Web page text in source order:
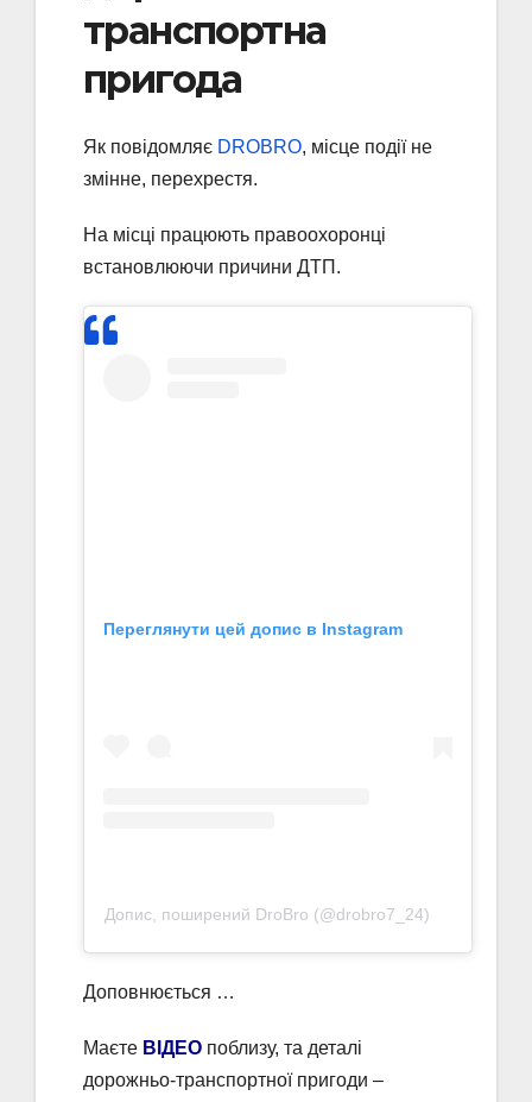
транспортна
пригода
Як повідомляє DROBRO, місце події не
змінне, перехрестя.
На місці працюють правоохоронці
встановлюючи причини ДТП.
Переглянути цей допис в Instagram
Допис, поширений DroBro (@drobro7_24)
Доповнюється …
Маєте ВІДЕО поблизу, та деталі
дорожньо-транспортної пригоди –